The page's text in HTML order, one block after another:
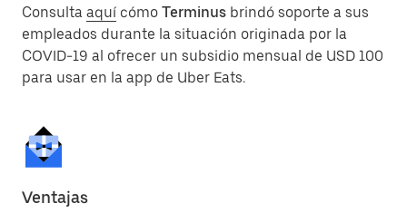
Consulta aquí cómo Terminus brindó soporte a sus
empleados durante la situación originada por la
COVID-19 al ofrecer un subsidio mensual de USD 100
para usar en la app de Uber Eats.
Ventajas